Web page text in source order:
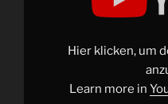
Hier klicken, um
Learn more in